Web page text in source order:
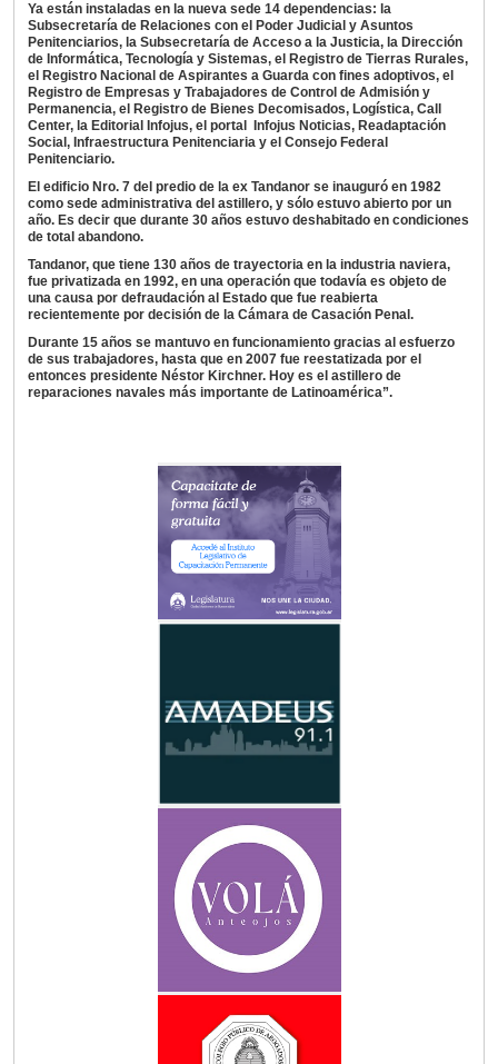
Ya están instaladas en la nueva sede 14 dependencias: la
Subsecretaría de Relaciones con el Poder Judicial y Asuntos
Penitenciarios, la Subsecretaría de Acceso a la Justicia, la Dirección
de Informática, Tecnología y Sistemas, el Registro de Tierras Rurales,
el Registro Nacional de Aspirantes a Guarda con fines adoptivos, el
Registro de Empresas y Trabajadores de Control de Admisión y
Permanencia, el Registro de Bienes Decomisados, Logística, Call
Center, la Editorial Infojus, el portal Infojus Noticias, Readaptación
Social, Infraestructura Penitenciaria y el Consejo Federal
Penitenciario.
El edificio Nro. 7 del predio de la ex Tandanor se inauguró en 1982
como sede administrativa del astillero, y sólo estuvo abierto por un
año. Es decir que durante 30 años estuvo deshabitado en condiciones
de total abandono.
Tandanor, que tiene 130 años de trayectoria en la industria naviera,
fue privatizada en 1992, en una operación que todavía es objeto de
una causa por defraudación al Estado que fue reabierta
recientemente por decisión de la Cámara de Casación Penal.
Durante 15 años se mantuvo en funcionamiento gracias al esfuerzo
de sus trabajadores, hasta que en 2007 fue reestatizada por el
entonces presidente Néstor Kirchner. Hoy es el astillero de
reparaciones navales más importante de Latinoamérica”.